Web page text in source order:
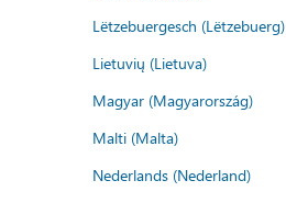
Lëtzebuergesch (Lëtzebuerg)
Lietuvių (Lietuva)
Magyar (Magyarország)
Malti (Malta)
Nederlands (Nederland)